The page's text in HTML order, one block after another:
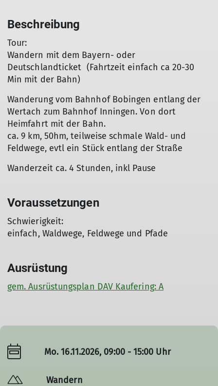
Beschreibung
Tour:
Wandern mit dem Bayern- oder
Deutschlandticket (Fahrtzeit einfach ca 20-30
Min mit der Bahn)
Wanderung vom Bahnhof Bobingen entlang der
Wertach zum Bahnhof Inningen. Von dort
Heimfahrt mit der Bahn.
ca. 9 km, 50hm, teilweise schmale Wald- und
Feldwege, evtl ein Stück entlang der Straße
Wanderzeit ca. 4 Stunden, inkl Pause
Voraussetzungen
Schwierigkeit:
einfach, Waldwege, Feldwege und Pfade
Ausrüstung
gem. Ausrüstungsplan DAV Kaufering: A
Mo. 16.11.2026, 09:00 - 15:00 Uhr
Wandern